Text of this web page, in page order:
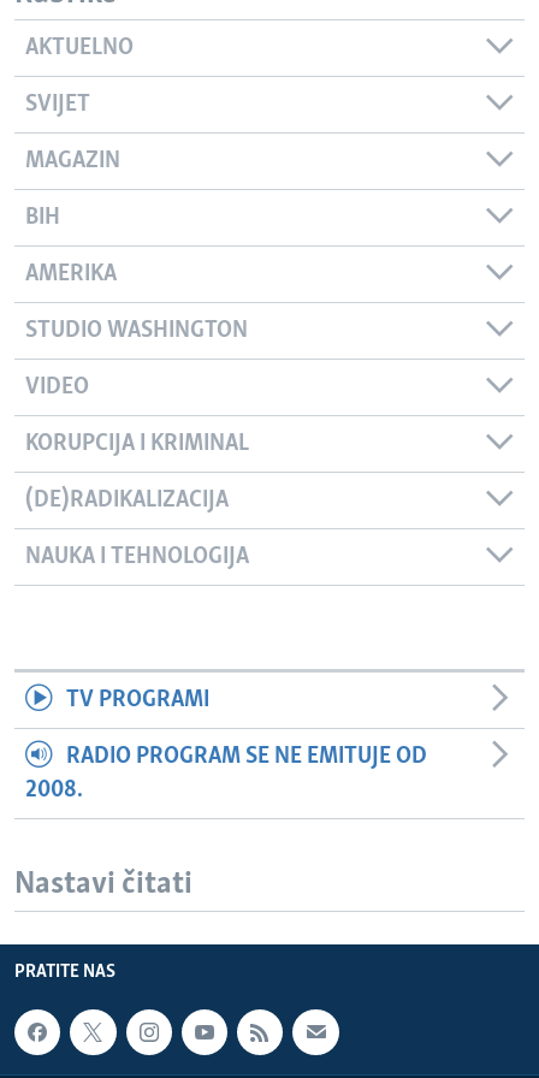
AKTUELNO
SVIJET
MAGAZIN
BIH
AMERIKA
STUDIO WASHINGTON
VIDEO
KORUPCIJA I KRIMINAL
(DE)RADIKALIZACIJA
NAUKA I TEHNOLOGIJA
TV PROGRAMI
RADIO PROGRAM SE NE EMITUJE OD
2008.
Nastavi čitati
PRATITE NAS